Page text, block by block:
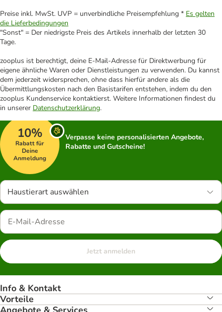
Preise inkl. MwSt. UVP = unverbindliche Preisempfehlung * Es gelten
die Lieferbedingungen
"Sonst" = Der niedrigste Preis des Artikels innerhalb der letzten 30
Tage.
zooplus ist berechtigt, deine E-Mail-Adresse für Direktwerbung für
eigene ähnliche Waren oder Dienstleistungen zu verwenden. Du kannst
dem jederzeit widersprechen, ohne dass hierfür andere als die
Übermittlungskosten nach den Basistarifen entstehen, indem du den
zooplus Kundenservice kontaktierst. Weitere Informationen findest du
in unserer Datenschutzerklärung.
10%
Rabatt für
Deine
Anmeldung
Verpasse keine personalisierten Angebote,
Rabatte und Gutscheine!
Haustierart auswählen
Jetzt anmelden
Info & Kontakt
Vorteile